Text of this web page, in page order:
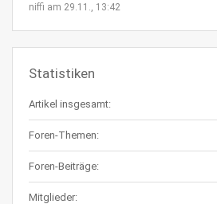
niffi am 29.11., 13:42
Statistiken
Artikel insgesamt:
Foren-Themen:
Foren-Beiträge:
Mitglieder: